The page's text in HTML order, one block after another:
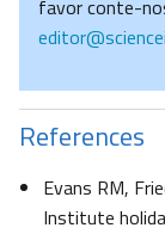
favor conte-
References
Evans RM,
Institute